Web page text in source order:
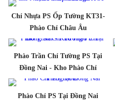
Chỉ Nhựa PS Ốp Tường KT31-
Phào Chỉ Châu Âu
Phào Trần Chỉ Tường PS Tại
Đồng Nai - Kho Phào Chỉ
Phào Chỉ PS Tại Đồng Nai